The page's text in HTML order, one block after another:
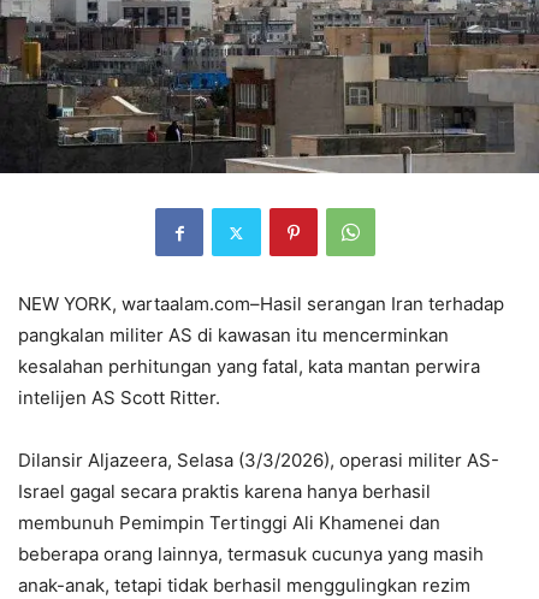
NEW YORK, wartaalam.com–Hasil serangan Iran terhadap
pangkalan militer AS di kawasan itu mencerminkan
kesalahan perhitungan yang fatal, kata mantan perwira
intelijen AS Scott Ritter.
Dilansir Aljazeera, Selasa (3/3/2026), operasi militer AS-
Israel gagal secara praktis karena hanya berhasil
membunuh Pemimpin Tertinggi Ali Khamenei dan
beberapa orang lainnya, termasuk cucunya yang masih
anak-anak, tetapi tidak berhasil menggulingkan rezim